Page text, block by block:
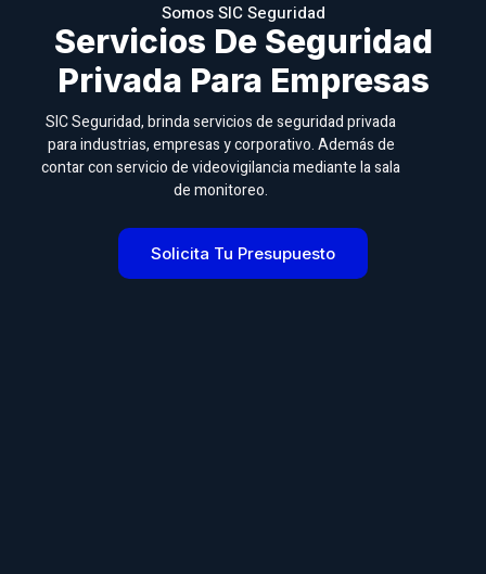
Somos SIC Seguridad
Servicios De Seguridad
Privada Para Empresas
SIC Seguridad, brinda servicios de seguridad privada
para industrias, empresas y corporativo. Además de
contar con servicio de videovigilancia mediante la sala
de monitoreo.
Solicita Tu Presupuesto